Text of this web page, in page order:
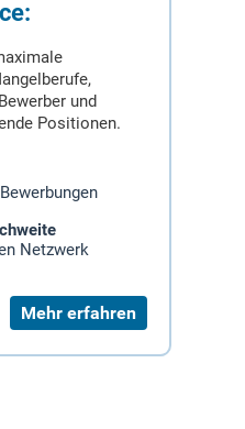
und
Positionen.
Netzwerk
Mehr erfahren